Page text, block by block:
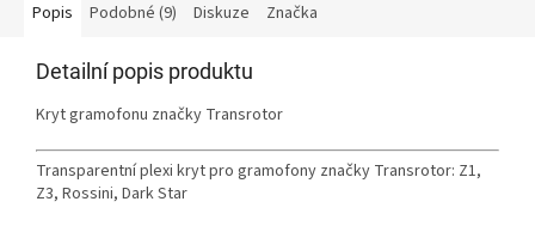
Popis Podobné (9) Diskuze Značka
Detailní popis produktu
Kryt gramofonu značky Transrotor
Transparentní plexi kryt pro gramofony značky Transrotor: Z1,
Z3, Rossini, Dark Star